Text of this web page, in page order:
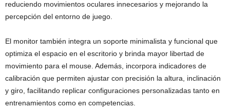
reduciendo movimientos oculares innecesarios y mejorando la
percepción del entorno de juego.
El monitor también integra un soporte minimalista y funcional que
optimiza el espacio en el escritorio y brinda mayor libertad de
movimiento para el mouse. Además, incorpora indicadores de
calibración que permiten ajustar con precisión la altura, inclinación
y giro, facilitando replicar configuraciones personalizadas tanto en
entrenamientos como en competencias.